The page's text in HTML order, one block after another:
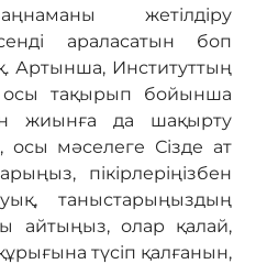
жетілдіру
араласатын боп
Артынша, Институттың
осы тақырып бойынша
жиынға да шақырту
осы мәселеге Сізде ат
пікірлеріңізбен
таныстарыңыздың
айтыңыз, олар қалай,
түсіп қалғанын,